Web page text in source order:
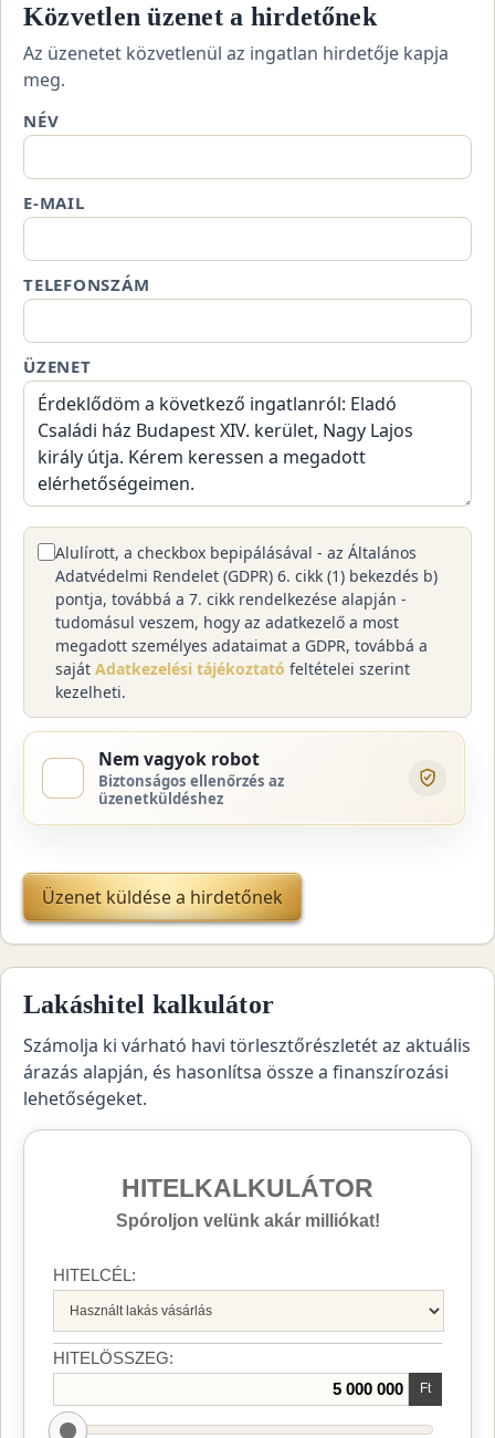
Közvetlen üzenet a hirdetőnek
Az üzenetet közvetlenül az ingatlan hirdetője kapja
meg.
NÉV
E-MAIL
TELEFONSZÁM
ÜZENET
Alulírott, a checkbox bepipálásával - az Általános
Adatvédelmi Rendelet (GDPR) 6. cikk (1) bekezdés b)
pontja, továbbá a 7. cikk rendelkezése alapján -
tudomásul veszem, hogy az adatkezelő a most
megadott személyes adataimat a GDPR, továbbá a
saját Adatkezelési tájékoztató feltételei szerint
kezelheti.
Nem vagyok robot
Biztonságos ellenőrzés az
üzenetküldéshez
Üzenet küldése a hirdetőnek
Lakáshitel kalkulátor
Számolja ki várható havi törlesztőrészletét az aktuális
árazás alapján, és hasonlítsa össze a finanszírozási
lehetőségeket.